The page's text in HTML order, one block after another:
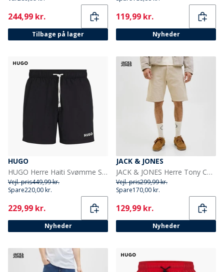
Current
244,99 kr.
Tilbage på lager
Current
119,99 kr.
Nyheder
HUGO
HUGO Herre Haiti Svømme Shorts Sort
Vejl. pris449,99 kr.
Spare220,00 kr.
Current
229,99 kr.
Nyheder
JACK & JONES
JACK & JONES Herre Tony Carpenter Shorts Fields Of Rye
Vejl. pris299,99 kr.
Spare170,00 kr.
Current
129,99 kr.
Nyheder